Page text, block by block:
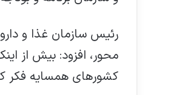
رئیس سازمان غذا و
محور، افزود: بیش از
کشورهای همسایه فکر